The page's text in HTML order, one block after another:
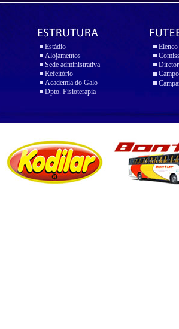
Estádio
Alojamentos
Sede administrativa
Refeitório
Academia do Galo
Dpto. Fisioterapia
Elenco